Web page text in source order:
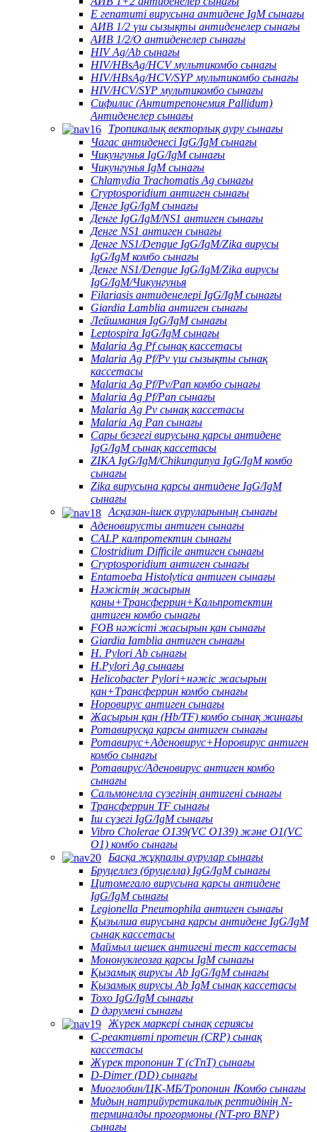
Е гепатиті вирусына антидене IgM сынағы
АИВ 1/2 үш сызықты антиденелер сынағы
АИВ 1/2/O антиденелер сынағы
HIV Ag/Ab сынағы
HIV/HBsAg/HCV мультикомбо сынағы
HIV/HBsAg/HCV/SYP мультикомбо сынағы
HIV/HCV/SYP мультикомбо сынағы
Сифилис (Антитрепонемия Pallidum)
Антиденелер сынағы
Тропикалық векторлық ауру сынағы
Чагас антиденесі IgG/IgM сынағы
Чикунгунья IgG/IgM сынағы
Чикунгунья IgM сынағы
Chlamydia Trachomatis Ag сынағы
Cryptosporidium антиген сынағы
Денге IgG/IgM сынағы
Денге IgG/IgM/NS1 антиген сынағы
Денге NS1 антиген сынағы
Денге NS1/Dengue IgG/IgM/Zika вирусы
IgG/IgM комбо сынағы
Денге NS1/Dengue IgG/IgM/Zika вирусы
IgG/IgM/Чикунгунья
Filariasis антиденелері IgG/IgM сынағы
Giardia Lamblia антиген сынағы
Лейшмания IgG/IgM сынағы
Leptospira IgG/IgM сынағы
Malaria Ag Pf сынақ кассетасы
Malaria Ag Pf/Pv үш сызықты сынақ
кассетасы
Malaria Ag Pf/Pv/Pan комбо сынағы
Malaria Ag Pf/Pan сынағы
Malaria Ag Pv сынақ кассетасы
Malaria Ag Pan сынағы
Сары безгегі вирусына қарсы антидене
IgG/IgM сынақ кассетасы
ZIKA IgG/IgM/Chikungunya IgG/IgM комбо
сынағы
Zika вирусына қарсы антидене IgG/IgM
сынағы
Асқазан-ішек ауруларының сынағы
Аденовирусты антиген сынағы
CALP калпротектин сынағы
Clostridium Difficile антиген сынағы
Cryptosporidium антиген сынағы
Entamoeba Histolytica антиген сынағы
Нәжістің жасырын
қаны+Трансферрин+Кальпротектин
антиген комбо сынағы
FOB нәжісті жасырын қан сынағы
Giardia Iamblia антиген сынағы
H. Pylori Ab сынағы
H.Pylori Ag сынағы
Helicobacter Pylori+нәжіс жасырын
қан+Трансферрин комбо сынағы
Норовирус антиген сынағы
Жасырын қан (Hb/TF) комбо сынақ жинағы
Ротавирусқа қарсы антиген сынағы
Ротавирус+Аденовирус+Норовирус антиген
комбо сынағы
Ротавирус/Аденовирус антиген комбо
сынағы
Сальмонелла сүзегінің антигені сынағы
Трансферрин TF сынағы
Іш сүзегі IgG/IgM сынағы
Vibro Cholerae O139(VC O139) және O1(VC
O1) комбо сынағы
Басқа жұқпалы аурулар сынағы
Бруцеллез (бруцелла) IgG/IgM сынағы
Цитомегало вирусына қарсы антидене
IgG/IgM сынағы
Legionella Pneumophila антиген сынағы
Қызылша вирусына қарсы антидене IgG/IgM
сынақ кассетасы
Маймыл шешек антигені тест кассетасы
Мононуклеозға қарсы IgM сынағы
Қызамық вирусы Ab IgG/IgM сынағы
Қызамық вирусы Ab IgM сынақ кассетасы
Toxo IgG/IgM сынағы
D дәрумені сынағы
Жүрек маркері сынақ сериясы
C-реактивті протеин (CRP) сынақ
кассетасы
Жүрек тропонин T (cTnT) сынағы
D-Dimer (DD) сынағы
Миоглобин/ЦК-МБ/Тропонин ⅠКомбо сынағы
Мидың натрийуретикалық рептидінің N-
терминалды прогормоны (NT-pro BNP)
сынағы